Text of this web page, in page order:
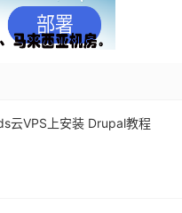
云VPS上安装 Drupal教程